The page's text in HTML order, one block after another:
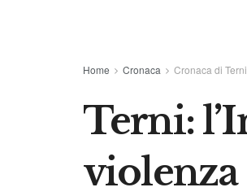
Home Cronaca Cronaca di Terni
Terni:
violenza